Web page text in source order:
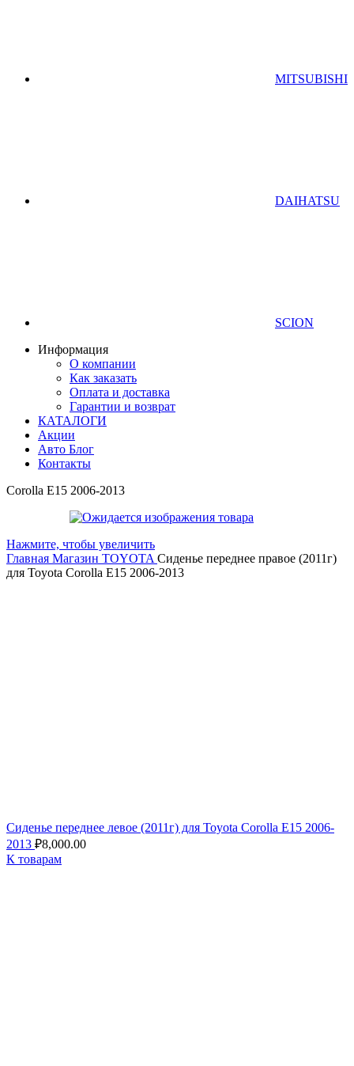
MITSUBISHI
DAIHATSU
SCION
Информация
О компании
Как заказать
Оплата и доставка
Гарантии и возврат
КАТАЛОГИ
Акции
Авто Блог
Контакты
Corolla E15 2006-2013
Нажмите, чтобы увеличить
Главная Магазин TOYOTA Сиденье переднее правое (2011г)
для Toyota Corolla E15 2006-2013
Сиденье переднее левое (2011г) для Toyota Corolla E15 2006-
2013 ₽8,000.00
К товарам